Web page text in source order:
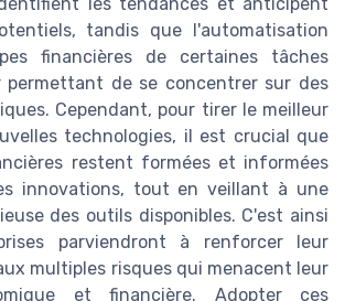
tandis que l'automatisation
financières de certaines tâches
permettant de se concentrer sur des
Cependant, pour tirer le meilleur
technologies, il est crucial que
restent formées et informées
innovations, tout en veillant à une
des outils disponibles. C'est ainsi
parviendront à renforcer leur
multiples risques qui menacent leur
et financière. Adopter ces